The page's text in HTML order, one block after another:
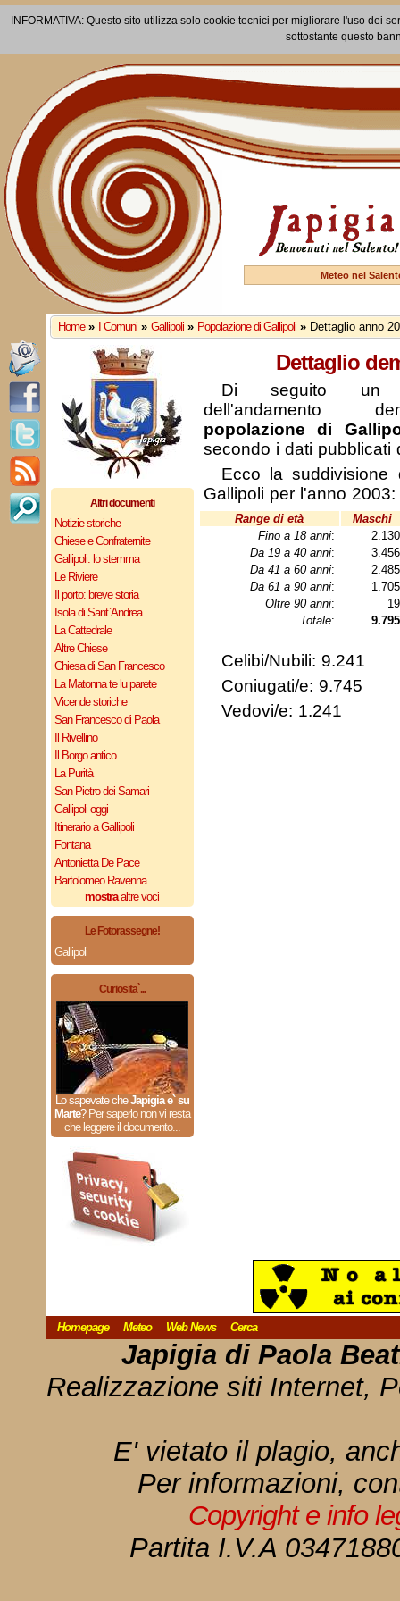
INFORMATIVA: Questo sito utilizza solo cookie tecnici per migliorare l'uso dei
sottostante questo
Meteo nel
Home » I Comuni » Gallipoli » Popolazione di Gallipoli » Dettaglio anno
Altri documenti
Notizie storiche
Chiese e Confraternite
Gallipoli: lo stemma
Le Riviere
Il porto: breve storia
Isola di Sant`Andrea
La Cattedrale
Altre Chiese
Chiesa di San Francesco
La Matonna te lu parete
Vicende storiche
San Francesco di Paola
Il Rivellino
Il Borgo antico
La Purità
San Pietro dei Samari
Gallipoli oggi
Itinerario a Gallipoli
Fontana
Antonietta De Pace
Bartolomeo Ravenna
mostraaltre voci
Le Fotorassegne!
Gallipoli
Curiosita`...
Lo sapevate cheJapigia e` su
Marte? Per saperlo non vi resta
che leggere il documento...
Dettaglio
Di seguito un
dell'andamento
popolazione di
secondo i dati pubblicati
Ecco la suddivisione
Gallipoli per l'anno 2003:
Range di età
Maschi
Fino a 18 anni:
Da 19 a 40 anni:
Da 41 a 60 anni:
Da 61 a 90 anni:
Oltre 90 anni:
Totale: 9.795
Celibi/Nubili: 9.241
Coniugati/e: 9.745
Vedovi/e: 1.241
Homepage Meteo Web News Cerca
Japigia di Paola
Realizzazione siti Internet,
E' vietato il plagio,
Per informazioni,
Copyright e info
Partita I.V.A